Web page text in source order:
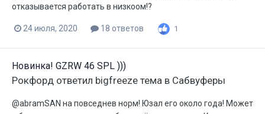
отказывается работать в низкоом!?
24 июля, 2020 18 ответов 1
Новинка! GZRW 46 SPL )))
Рокфорд ответил bigfreeze тема в Сабвуферы
@abramSAN на повседнев норм! Юзал его около года! Может